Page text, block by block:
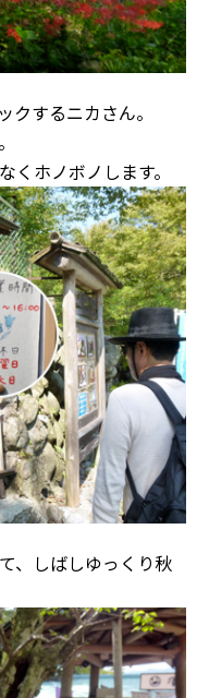
クするニカさん。
ホノボノします。
、しばしゆっくり秋